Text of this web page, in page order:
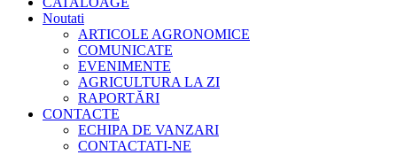
Noutati
ARTICOLE AGRONOMICE
COMUNICATE
EVENIMENTE
AGRICULTURA LA ZI
RAPORTĂRI
CONTACTE
ECHIPA DE VANZARI
CONTACTATI-NE